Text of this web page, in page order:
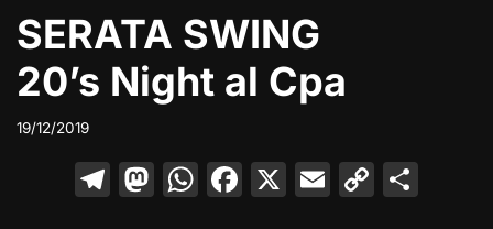
SERATA SWING
20’s Night al Cpa
19/12/2019
T M W F X E C